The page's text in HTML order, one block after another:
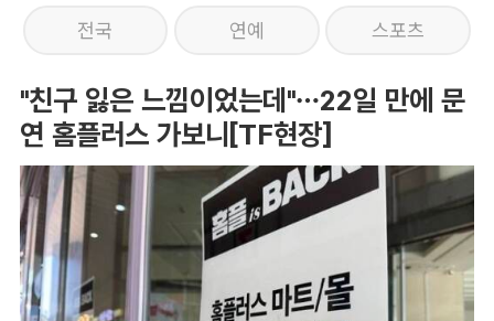
전국 연예 스포츠
"친구 잃은 느낌이었는데"…22일 만에 문
연 홈플러스 가보니[TF현장]